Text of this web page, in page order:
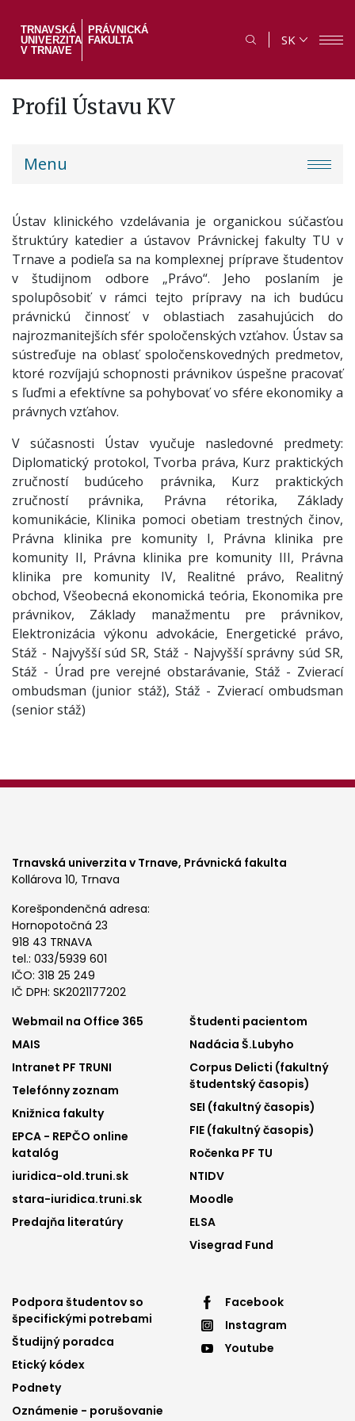
hlavný
TRNAVSKÁ
UNIVERZITA
V TRNAVE
PRÁVNICKÁ
FAKULTA
SK
Profil Ústavu KV
PF
Menu
Ústav klinického vzdelávania je organickou súčasťou
štruktúry katedier a ústavov Právnickej fakulty TU v
Trnave a podieľa sa na komplexnej príprave študentov
v študijnom odbore „Právo“. Jeho poslaním je
spolupôsobiť v rámci tejto prípravy na ich budúcu
právnickú činnosť v oblastiach zasahujúcich do
najrozmanitejších sfér spoločenských vzťahov. Ústav sa
sústreďuje na oblasť spoločenskovedných predmetov,
ktoré rozvíjajú schopnosti právnikov úspešne pracovať
s ľuďmi a efektívne sa pohybovať vo sfére ekonomiky a
právnych vzťahov.
V súčasnosti Ústav vyučuje nasledovné predmety:
Diplomatický protokol, Tvorba práva, Kurz praktických
zručností budúceho právnika, Kurz praktických
zručností právnika, Právna rétorika, Základy
komunikácie, Klinika pomoci obetiam trestných činov,
Právna klinika pre komunity I, Právna klinika pre
komunity II, Právna klinika pre komunity III, Právna
klinika pre komunity IV, Realitné právo, Realitný
obchod, Všeobecná ekonomická teória, Ekonomika pre
právnikov, Základy manažmentu pre právnikov,
Elektronizácia výkonu advokácie, Energetické právo,
Stáž - Najvyšší súd SR, Stáž - Najvyšší správny súd SR,
Stáž - Úrad pre verejné obstarávanie, Stáž - Zvierací
ombudsman (junior stáž), Stáž - Zvierací ombudsman
(senior stáž)
Trnavská univerzita v Trnave, Právnická fakulta
Kollárova 10, Trnava
Korešpondenčná adresa:
Hornopotočná 23
918 43 TRNAVA
tel.: 033/5939 601
IČO: 318 25 249
IČ DPH: SK2021177202
Footer
menu
1
Webmail na Office 365
MAIS
Intranet PF TRUNI
Telefónny zoznam
Knižnica fakulty
EPCA - REPČO online
katalóg
iuridica-old.truni.sk
stara-iuridica.truni.sk
Predajňa literatúry
Footer
menu
2
Študenti pacientom
Nadácia Š.Lubyho
Corpus Delicti (fakultný
študentský časopis)
SEI (fakultný časopis)
FIE (fakultný časopis)
Ročenka PF TU
NTIDV
Moodle
ELSA
Visegrad Fund
Footer
menu
3
Podpora študentov so
špecifickými potrebami
Študijný poradca
Etický kódex
Podnety
Oznámenie - porušovanie
Footer
menu
Facebook
Instagram
Youtube